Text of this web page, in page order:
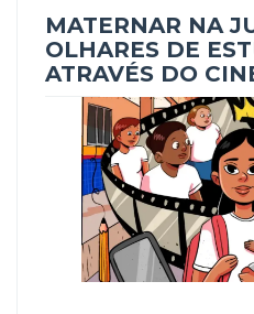
MATERNAR NA
OLHARES DE
ATRAVÉS DO